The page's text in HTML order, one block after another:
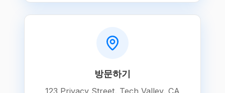
방문하기
123 Privacy Street, Tech Valley, CA